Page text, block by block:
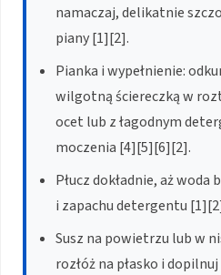
namaczaj, delikatnie
piany [1][2].
Pianka i wypełnienie:
wilgotną ściereczką w
ocet lub z łagodnym
moczenia [4][5][6][2].
Płucz dokładnie, aż
i zapachu detergentu
Susz na powietrzu lub w
rozłóż na płasko i